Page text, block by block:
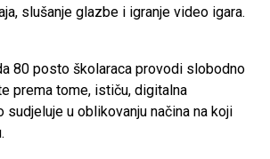
slušanje glazbe i igranje video igara.
80 posto školaraca provodi slobodno
prema tome, ističu, digitalna
sudjeluje u oblikovanju načina na koji